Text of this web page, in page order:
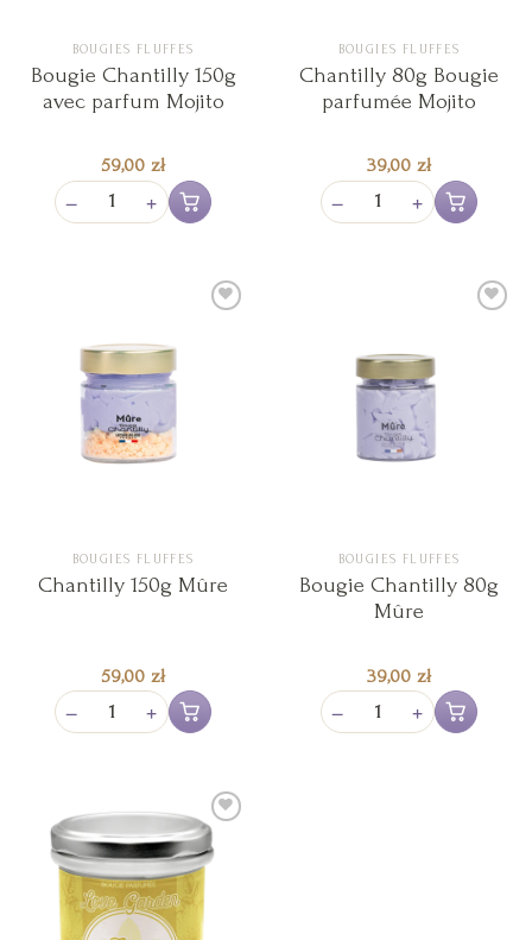
BOUGIES FLUFFES
Bougie Chantilly 150g
avec parfum Mojito
59,00 zł
− + Ajouter au panier
BOUGIES FLUFFES
Chantilly 80g Bougie
parfumée Mojito
39,00 zł
− + Ajouter au
BOUGIES FLUFFES
Chantilly 150g Mûre
59,00 zł
− + Ajouter au panier
BOUGIES FLUFFES
Bougie Chantilly 80g
Mûre
39,00 zł
− + Ajouter au
Ajouter
à la liste